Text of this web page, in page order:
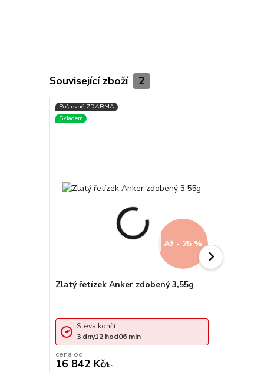
Související zboží 2
Až - 25 %
Zlatý řetízek Anker zdobený 3,55g
cena od
16 842 Kč/ks
Sleva končí:
3 dny12 hod06 min